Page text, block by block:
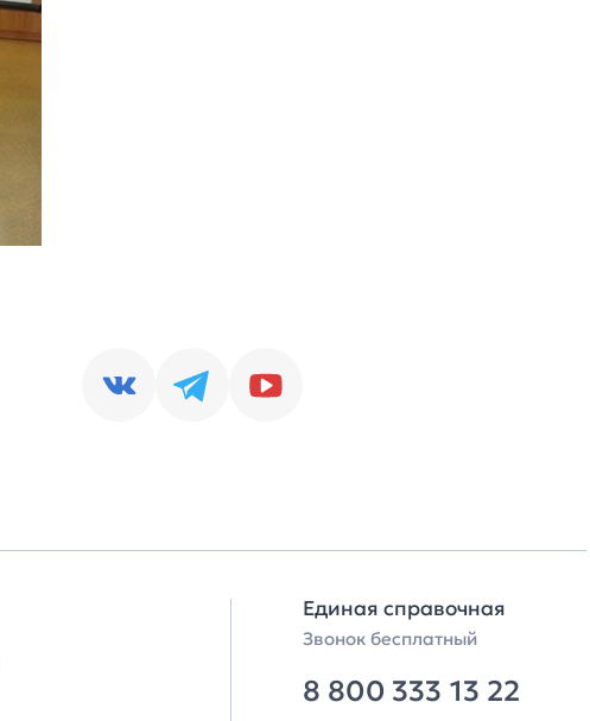
Единая справочная
Звонок бесплатный
8 800 333 13 22